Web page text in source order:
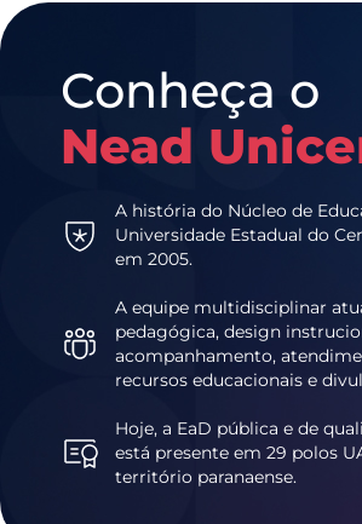
Conheça o
Nead
A história do Núcleo de
Universidade Estadual do
em 2005.
A equipe multidisciplinar
pedagógica, design
acompanhamento,
recursos educacionais e
Hoje, a EaD pública e de
está presente em 29 polos
território paranaense.